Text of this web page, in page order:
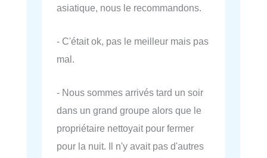
asiatique, nous le recommandons.
- C'était ok, pas le meilleur mais pas
mal.
- Nous sommes arrivés tard un soir
dans un grand groupe alors que le
propriétaire nettoyait pour fermer
pour la nuit. Il n'y avait pas d'autres